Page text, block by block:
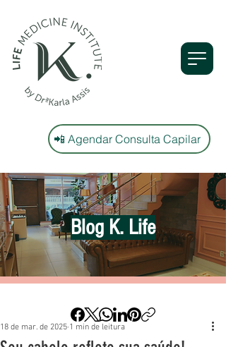
📲 Agendar Consulta Capilar
Blog K. Life
18 de mar. de 2025 1 min de leitura